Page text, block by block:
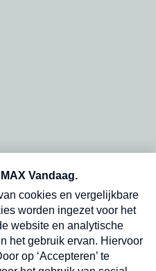
dinsdagochtend in
Verzend